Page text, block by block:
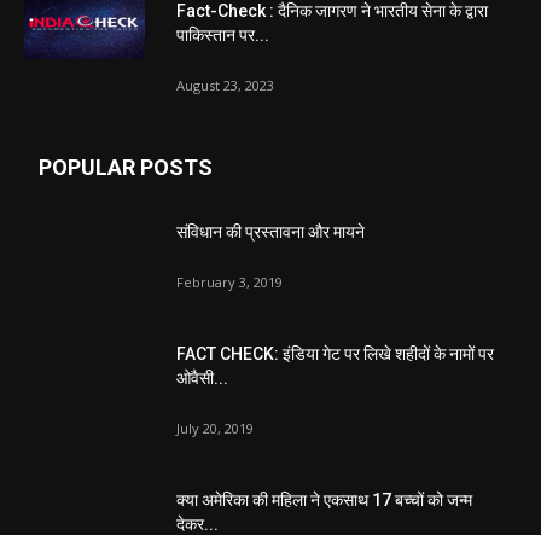
Fact-Check : दैनिक जागरण ने भारतीय सेना के द्वारा
पाकिस्तान पर...
August 23, 2023
POPULAR POSTS
संविधान की प्रस्तावना और मायने
February 3, 2019
FACT CHECK: इंडिया गेट पर लिखे शहीदों के नामों पर
ओवैसी...
July 20, 2019
क्या अमेरिका की महिला ने एकसाथ 17 बच्चों को जन्म
देकर...